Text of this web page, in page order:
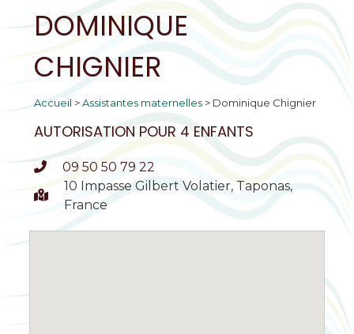
DOMINIQUE
CHIGNIER
Accueil >Assistantes maternelles> Dominique Chignier
AUTORISATION POUR 4 ENFANTS
09 50 50 79 22
10 Impasse Gilbert Volatier, Taponas,
France